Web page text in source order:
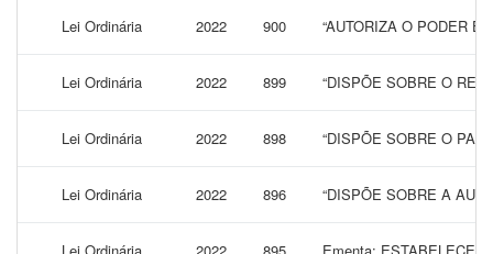
Lei Ordinária 2022 900 “AUTORIZA O PODER
Lei Ordinária 2022 899 “DISPÕE SOBRE O
Lei Ordinária 2022 898 “DISPÕE SOBRE O
Lei Ordinária 2022 896 “DISPÕE SOBRE A